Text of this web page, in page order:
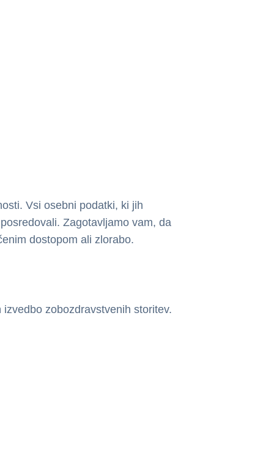
Vsi osebni podatki, ki jih
Zagotavljamo vam, da
dostopom ali zlorabo.
zobozdravstvenih storitev.